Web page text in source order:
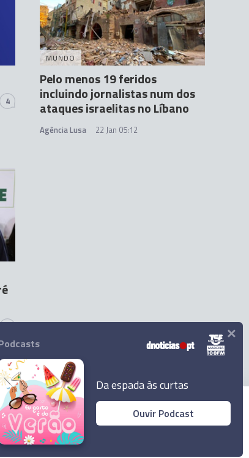
4
MUNDO
Pelo menos 19 feridos
incluindo jornalistas num dos
ataques israelitas no Líbano
Agência Lusa 22 Jan 05:12
© 2026 Empresa Diário de Notícias, Lda.
Da espada às curtas
Ouvir Podcast
×